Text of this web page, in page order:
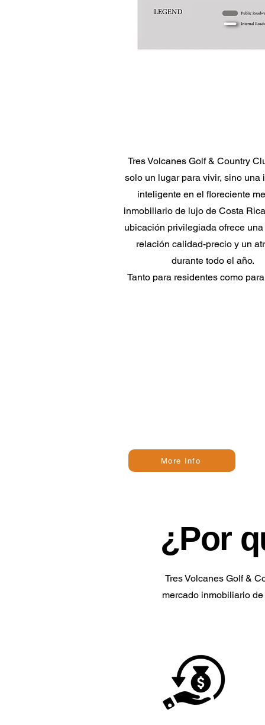
Tres Volcanes Golf & Country
solo un lugar para vivir, sino una
inteligente en el floreciente
inmobiliario de lujo de Costa
ubicación privilegiada ofrece
relación calidad-precio y un
durante todo el año.
Tanto para residentes como
More Info
¿Por
Tres Volcanes Golf &
mercado inmobiliario